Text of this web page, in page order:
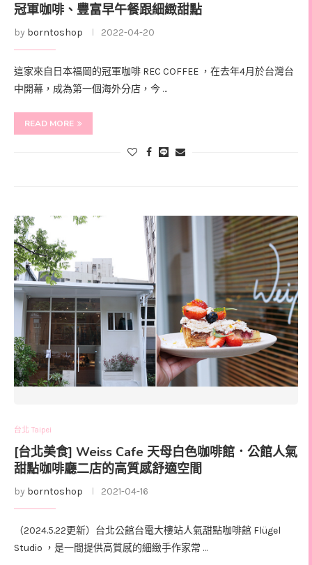
冠軍咖啡、豐富早午餐跟細緻甜點
by borntoshop 2022-04-20
這家來自日本福岡的冠軍咖啡 REC COFFEE ，在去年4月於台灣台
中開幕，成為第一個海外分店，今 …
READ MORE
台北 Taipei
[台北美食] Weiss Cafe 天母白色咖啡館．公館人氣
甜點咖啡廳二店的高質感舒適空間
by borntoshop 2021-04-16
（2024.5.22更新）台北公館台電大樓站人氣甜點咖啡館 Flügel
Studio ，是一間提供高質感的細緻手作家常 …